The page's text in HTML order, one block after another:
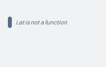
i.at is not a function